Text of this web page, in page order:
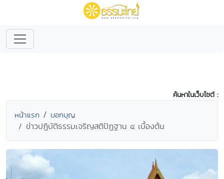
ค้นหาในเว็บไซต์ :
หน้าแรก บอกบุญ
ข่าวปฏิบัติธรรมเจริญสติปัฏฐาน ๔ เบื้องต้น